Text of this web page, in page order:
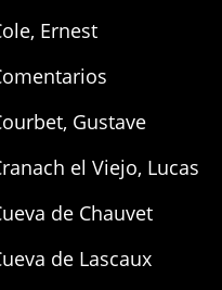
Ernest
Gustave
el Viejo, Lucas
de Chauvet
de Lascaux